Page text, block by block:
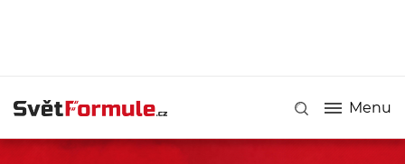
Menu